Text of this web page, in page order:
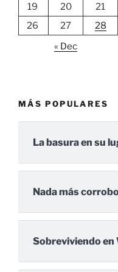
19
20 21
26
27 28
« Dec
MÁS POPULARES
La basura en su
Nada más
Sobreviviendo en